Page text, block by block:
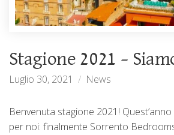
Stagione 2021 –
Luglio 30, 2021 News
Benvenuta stagione 2021!
per noi: finalmente Sorrento